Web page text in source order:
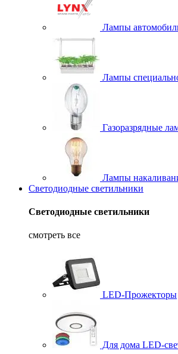
Лампы
Лампы
Газоразрядные
Лампы
Светодиодные светильники
Светодиодные светильники
смотреть все
LED-Прожекторы
Для дома LED-